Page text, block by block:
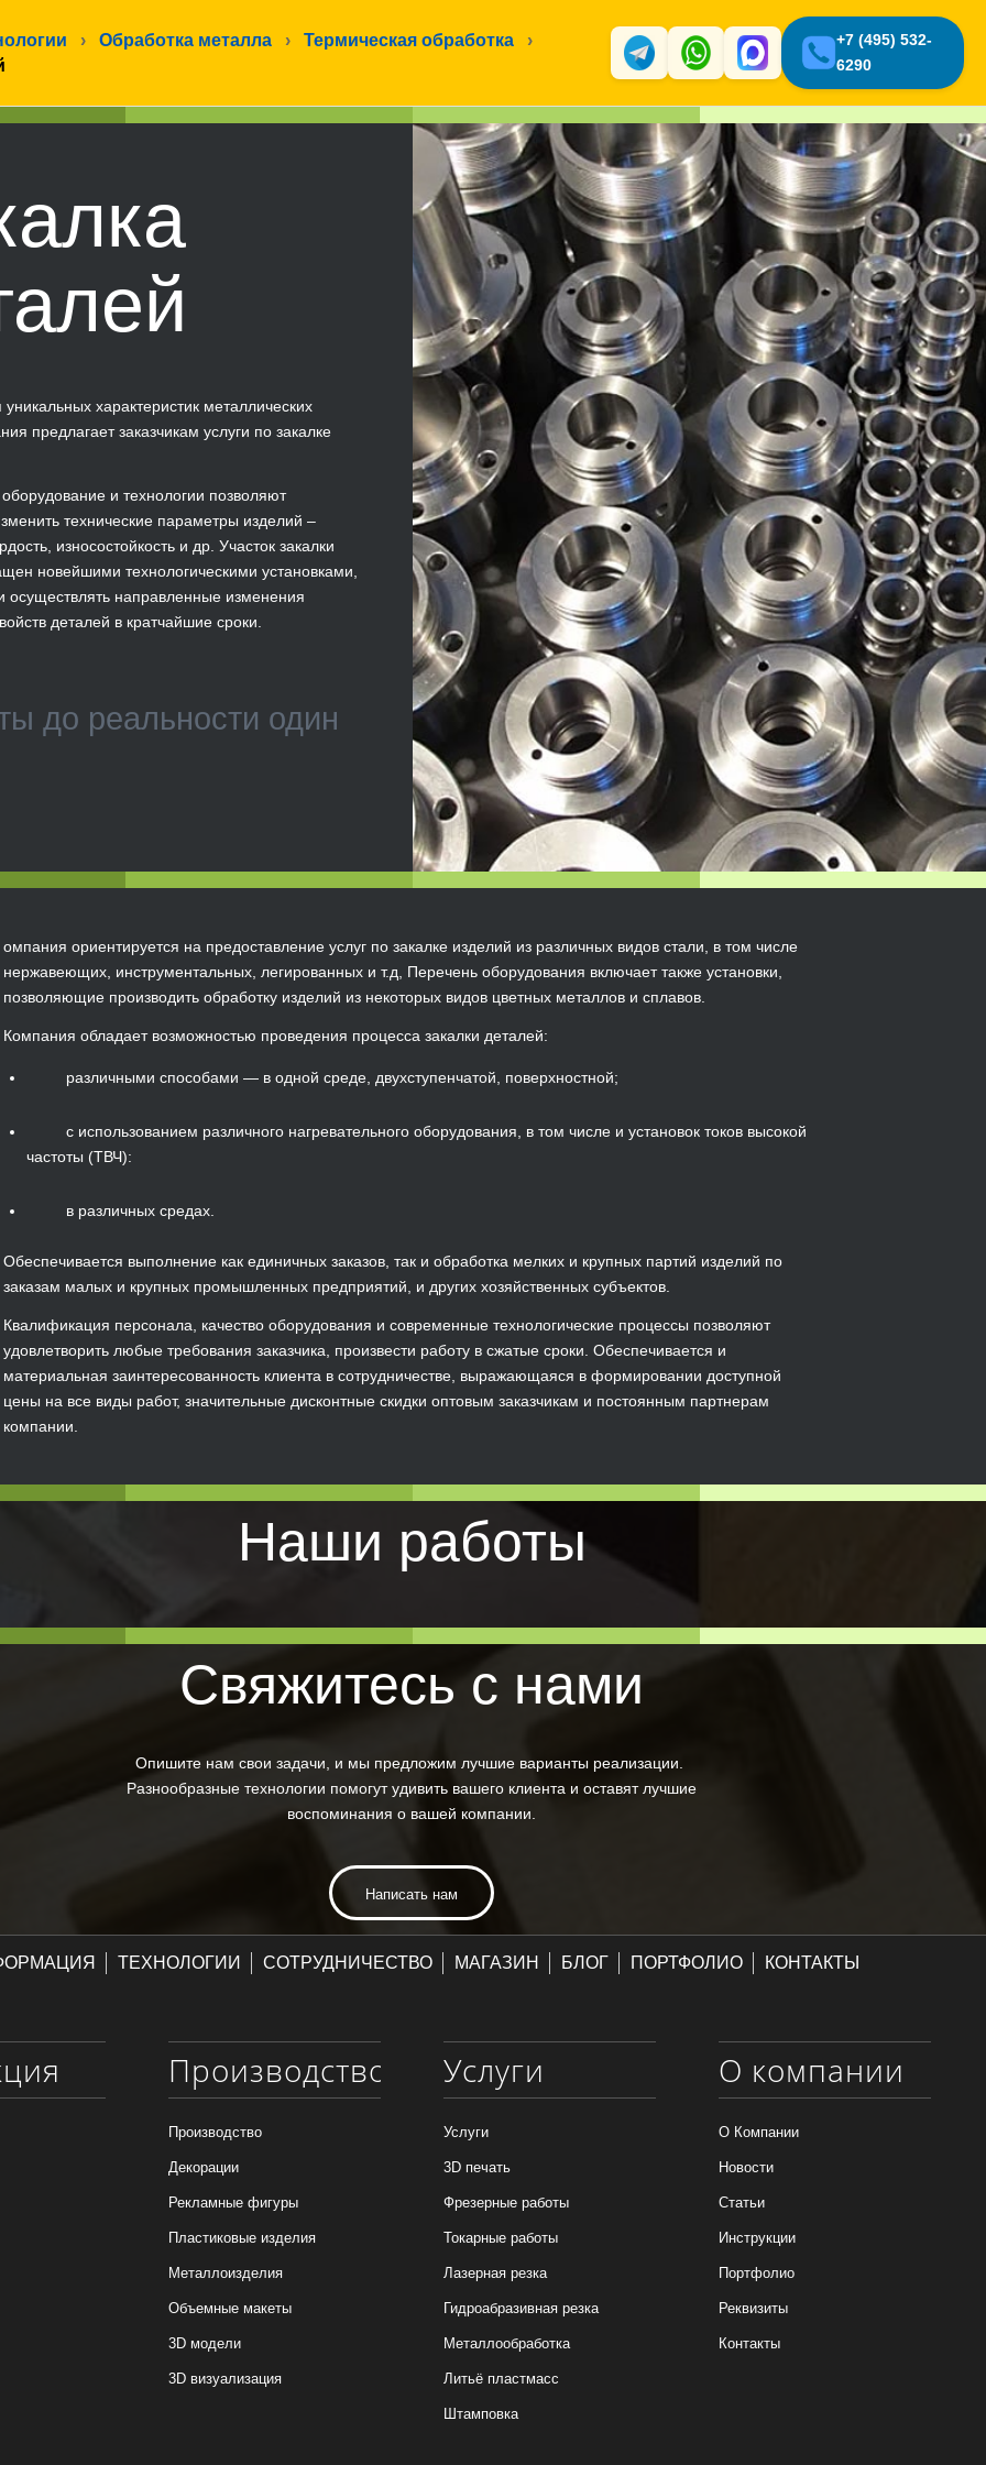
› Обработка металла › Термическая обработка
›
+7 (495) 532-
6290
характеристик металлических
предлагает заказчикам услуги по закалке
и технологии позволяют
технические параметры изделий –
износостойкость и др. Участок закалки
новейшими технологическими установками,
направленные изменения
деталей в кратчайшие сроки.
до реальности один
омпания ориентируется на предоставление услуг по закалке изделий из различных видов стали, в том числе
нержавеющих, инструментальных, легированных и т.д, Перечень оборудования включает также установки,
позволяющие производить обработку изделий из некоторых видов цветных металлов и сплавов.
Компания обладает возможностью проведения процесса закалки деталей:
различными способами — в одной среде, двухступенчатой, поверхностной;
с использованием различного нагревательного оборудования, в том числе и установок токов высокой
частоты (ТВЧ):
в различных средах.
Обеспечивается выполнение как единичных заказов, так и обработка мелких и крупных партий изделий по
заказам малых и крупных промышленных предприятий, и других хозяйственных субъектов.
Квалификация персонала, качество оборудования и современные технологические процессы позволяют
удовлетворить любые требования заказчика, произвести работу в сжатые сроки. Обеспечивается и
материальная заинтересованность клиента в сотрудничестве, выражающаяся в формировании доступной
цены на все виды работ, значительные дисконтные скидки оптовым заказчикам и постоянным партнерам
компании.
Наши работы
Свяжитесь с нами
Опишите нам свои задачи, и мы предложим лучшие варианты реализации.
Разнообразные технологии помогут удивить вашего клиента и оставят лучшие
воспоминания о вашей компании.
Написать нам
ТЕХНОЛОГИИ СОТРУДНИЧЕСТВО МАГАЗИН БЛОГ ПОРТФОЛИО КОНТАКТЫ
Производство
Производство
Декорации
Рекламные фигуры
Пластиковые изделия
Металлоизделия
Объемные макеты
3D модели
3D визуализация
Услуги
Услуги
3D печать
Фрезерные работы
Токарные работы
Лазерная резка
Гидроабразивная резка
Металлообработка
Литьё пластмасс
Штамповка
О компании
О Компании
Новости
Статьи
Инструкции
Портфолио
Реквизиты
Контакты